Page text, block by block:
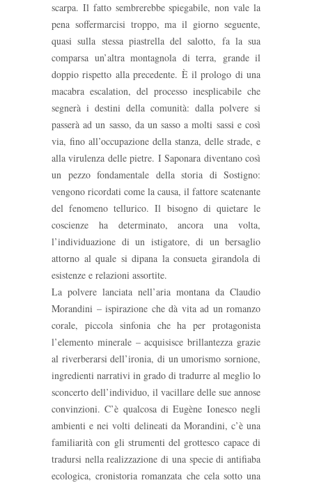
scarpa. Il fatto sembrerebbe spiegabile, non vale la
pena soffermarcisi troppo, ma il giorno seguente,
quasi sulla stessa piastrella del salotto, fa la sua
comparsa un’altra montagnola di terra, grande il
doppio rispetto alla precedente. È il prologo di una
macabra escalation, del processo inesplicabile che
segnerà i destini della comunità: dalla polvere si
passerà ad un sasso, da un sasso a molti sassi e così
via, fino all’occupazione della stanza, delle strade, e
alla virulenza delle pietre. I Saponara diventano così
un pezzo fondamentale della storia di Sostigno:
vengono ricordati come la causa, il fattore scatenante
del fenomeno tellurico. Il bisogno di quietare le
coscienze ha determinato, ancora una volta,
l’individuazione di un istigatore, di un bersaglio
attorno al quale si dipana la consueta girandola di
esistenze e relazioni assortite.
La polvere lanciata nell’aria montana da Claudio
Morandini – ispirazione che dà vita ad un romanzo
corale, piccola sinfonia che ha per protagonista
l’elemento minerale – acquisisce brillantezza grazie
al riverberarsi dell’ironia, di un umorismo sornione,
ingredienti narrativi in grado di tradurre al meglio lo
sconcerto dell’individuo, il vacillare delle sue annose
convinzioni. C’è qualcosa di Eugène Ionesco negli
ambienti e nei volti delineati da Morandini, c’è una
familiarità con gli strumenti del grottesco capace di
tradursi nella realizzazione di una specie di antifiaba
ecologica, cronistoria romanzata che cela sotto una